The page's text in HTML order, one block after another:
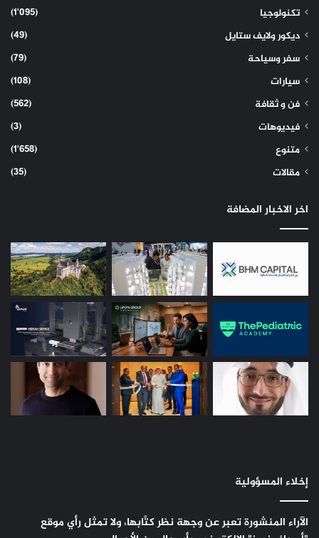
تكنولوجيا
(1٬095)
ديكور ولايف ستايل
(49)
سفر وسياحة
(79)
سيارات
(108)
فن و ثقافة
(562)
فيديوهات
(3)
متنوع
(1٬658)
مقالات
(35)
اخر الاخبار المضافة
إخلاء المسؤولية
الآراء المنشورة تعبر عن وجهة نظر كتَّابها، ولا تمثل رأي موقع